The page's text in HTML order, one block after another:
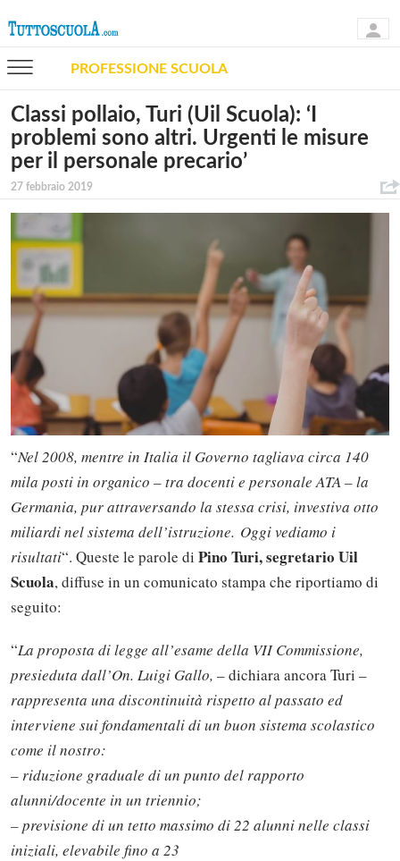
PROFESSIONE SCUOLA
Classi pollaio, Turi (Uil Scuola): ‘I
problemi sono altri. Urgenti le misure
per il personale precario’
27 febbraio 2019
“Nel 2008, mentre in Italia il Governo tagliava circa 140
mila posti in organico – tra docenti e personale ATA – la
Germania, pur attraversando la stessa crisi, investiva otto
miliardi nel sistema dell’istruzione. Oggi vediamo i
risultati“. Queste le parole di Pino Turi, segretario Uil
Scuola, diffuse in un comunicato stampa che riportiamo di
seguito:
“La proposta di legge all’esame della VII Commissione,
presieduta dall’On. Luigi Gallo, – dichiara ancora Turi –
rappresenta una discontinuità rispetto al passato ed
interviene sui fondamentali di un buon sistema scolastico
come il nostro:
– riduzione graduale di un punto del rapporto
alunni/docente in un triennio;
– previsione di un tetto massimo di 22 alunni nelle classi
iniziali, elevabile fino a 23